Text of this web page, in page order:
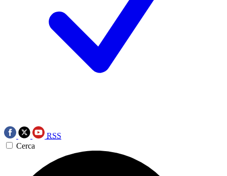
RSS
Cerca